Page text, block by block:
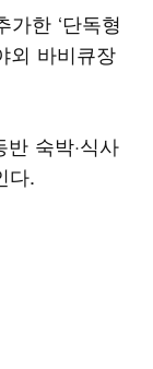
한 ‘단독형
외 바비큐장
숙박·식사
다.